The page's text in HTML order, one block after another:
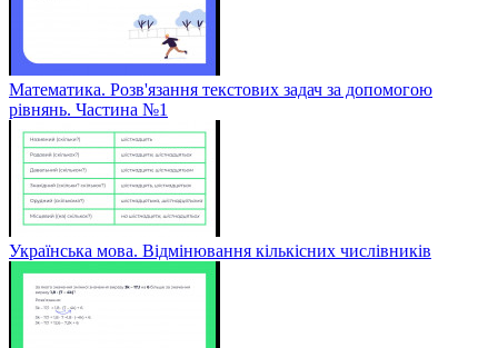
Математика. Розв'язання текстових задач за допомогою
рівнянь. Частина №1
Українська мова. Відмінювання кількісних числівників